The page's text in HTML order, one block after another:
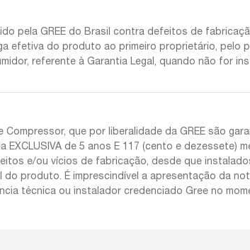
pela GREE do Brasil contra defeitos de
efetiva do produto ao primeiro proprietário, pelo
referente à Garantia Legal, quando não for
que por liberalidade da GREE são
de 5 anos E 117 (cento e
e/ou vícios de fabricação, desde que
do produto. É imprescindível a apresentação da
técnica ou instalador credenciado Gree no